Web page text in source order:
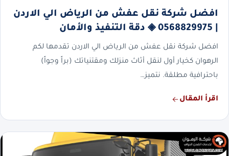
افضل شركة نقل عفش من الرياض الي الاردن
افضل شركة نقل عفش من الرياض الي الاردن تقدمها لكم
الرهوان كخيار أول لنقل أثاث منزلك ومقتنياتك (براً وجواً)
باحترافية مطلقة. نتميز…
اقرأ المقال